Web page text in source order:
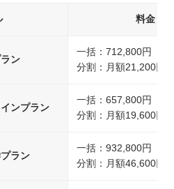
料金
ン
一括：712,800円（税
分割：月額21,200円
ンプラン
一括：657,800円（税
分割：月額19,600円
ラン
一括：932,800円（税
分割：月額46,600円